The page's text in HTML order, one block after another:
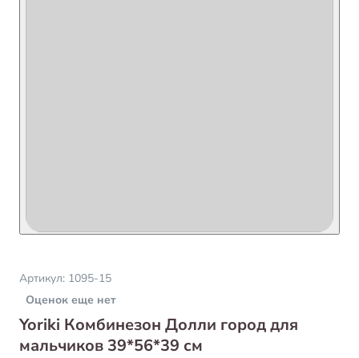
Артикул: 1095-15
Оценок еще нет
Yoriki Комбинезон Долли город для
мальчиков 39*56*39 см